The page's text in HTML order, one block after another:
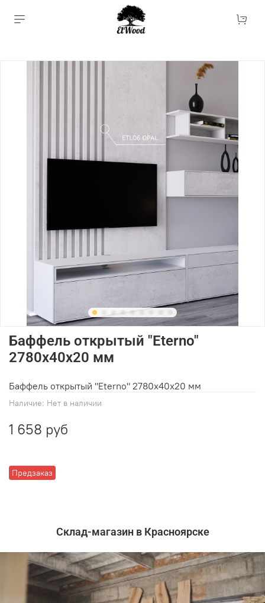
Наличие: Нет в наличии
Предзаказ
Баффель открытый "Eterno"
2780х40х20 мм
1 658 руб
Баффель открытый "Eterno" 2780х40х20 мм
Склад-магазин в Красноярске